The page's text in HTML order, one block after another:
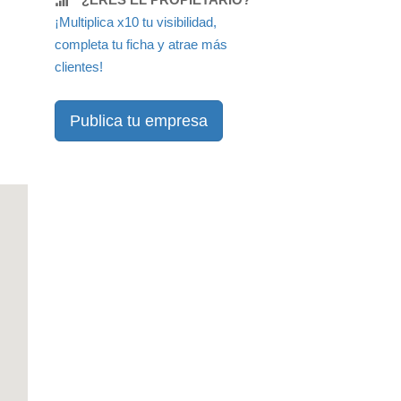
¡Multiplica x10 tu visibilidad,
completa tu ficha y atrae más
clientes!
Publica tu empresa